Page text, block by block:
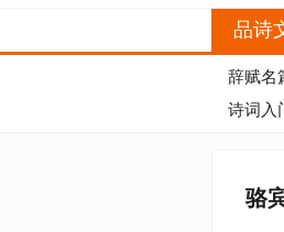
品诗
辞赋名
诗词入
骆